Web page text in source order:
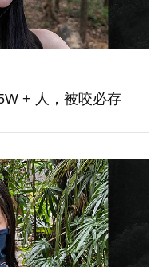
+ 人，被咬必存